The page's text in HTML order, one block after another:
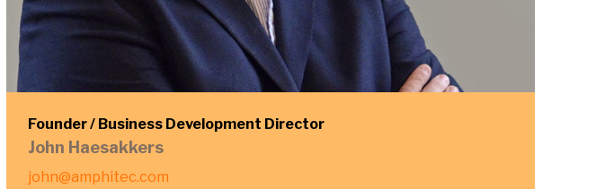
Founder / Business Development Director
John Haesakkers
john@amphitec.com